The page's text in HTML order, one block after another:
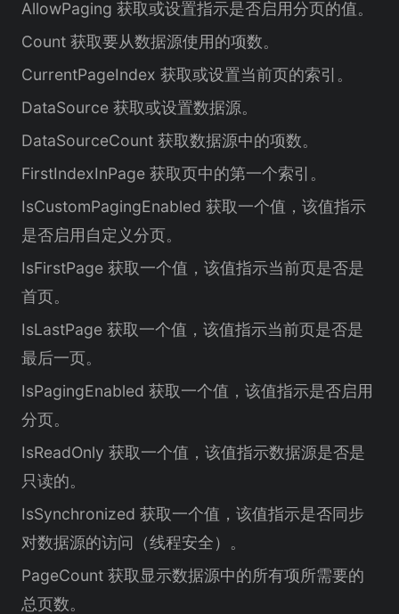
AllowPaging 获取或设置指示是否启用分页的值。
Count 获取要从数据源使用的项数。
CurrentPageIndex 获取或设置当前页的索引。
DataSource 获取或设置数据源。
DataSourceCount 获取数据源中的项数。
FirstIndexInPage 获取页中的第一个索引。
IsCustomPagingEnabled 获取一个值，该值指示
是否启用自定义分页。
IsFirstPage 获取一个值，该值指示当前页是否是
首页。
IsLastPage 获取一个值，该值指示当前页是否是
最后一页。
IsPagingEnabled 获取一个值，该值指示是否启用
分页。
IsReadOnly 获取一个值，该值指示数据源是否是
只读的。
IsSynchronized 获取一个值，该值指示是否同步
对数据源的访问（线程安全）。
PageCount 获取显示数据源中的所有项所需要的
总页数。